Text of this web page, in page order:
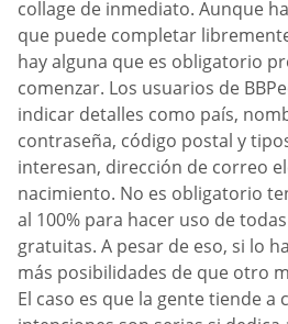
collage de inmediato. Aunque
que puede completar
hay alguna que es obligatorio
comenzar. Los usuarios de
indicar detalles como país,
contraseña, código postal y
interesan, dirección de correo
nacimiento. No es obligatorio
al 100% para hacer uso de
gratuitas. A pesar de eso, si lo
más posibilidades de que otro
El caso es que la gente tiende a